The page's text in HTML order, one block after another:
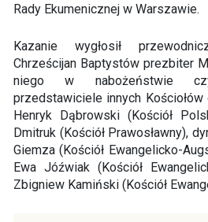
Rady Ekumenicznej w Warszawie.
Kazanie wygłosił
Chrześcijan Baptystów prezbiter
niego w nabożeństwie
przedstawiciele innych Kościołów
Henryk Dąbrowski (Kościół
Dmitruk (Kościół Prawosławny),
Giemza (Kościół Ewangelicko-
Ewa Jóźwiak (Kościół
Zbigniew Kamiński (Kościół